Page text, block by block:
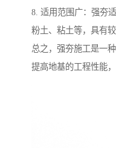
8. 适用范围广：强夯
粉土、粘土等，具有较
总之，强夯施工是一
提高地基的工程性能